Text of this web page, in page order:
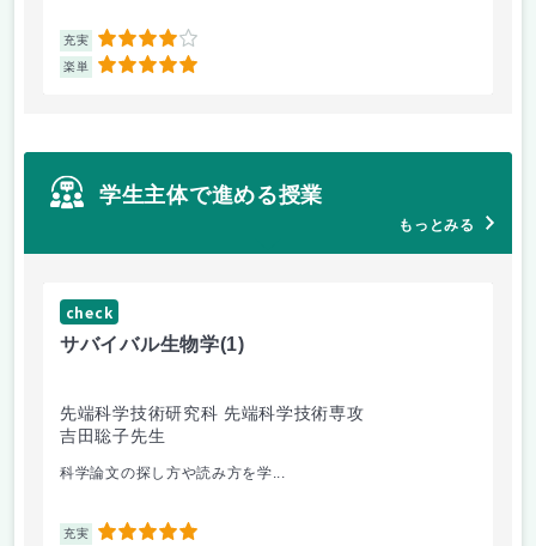
充実 4
楽単 5
学生主体で進める授業
もっとみる
check
サバイバル生物学(1)
先端科学技術研究科 先端科学技術専攻
吉田聡子先生
科学論文の探し方や読み方を学...
充実 5